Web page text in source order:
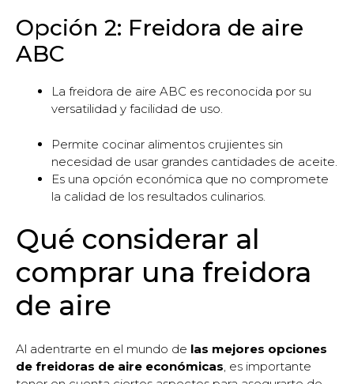
Opción 2: Freidora de aire
ABC
La freidora de aire ABC es reconocida por su
versatilidad y facilidad de uso.
Permite cocinar alimentos crujientes sin
necesidad de usar grandes cantidades de aceite.
Es una opción económica que no compromete
la calidad de los resultados culinarios.
Qué considerar al
comprar una freidora
de aire
Al adentrarte en el mundo de las mejores opciones
de freidoras de aire económicas , es importante